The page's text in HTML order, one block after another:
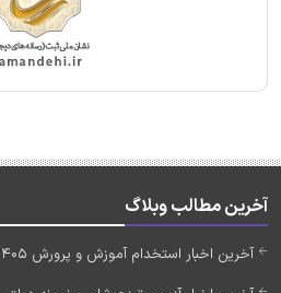
آخرین مطالب وبلاگ
آخرین اخبار استخدام آموزش و پرورش 1405 (به زودی)